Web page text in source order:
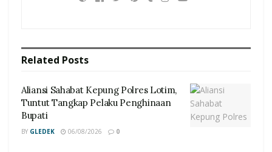
Related Posts
Aliansi Sahabat Kepung Polres Lotim,
Tuntut Tangkap Pelaku Penghinaan
Bupati
BY GLEDEK 06/08/2026 0